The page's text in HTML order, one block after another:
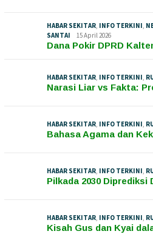
HABAR SEKITAR, INFO TERKINI,
SANTAI
15 April 2026
Dana Pokir DPRD
HABAR SEKITAR, INFO TERKINI,
Narasi Liar vs Fakta:
HABAR SEKITAR, INFO TERKINI,
Bahasa Agama dan
HABAR SEKITAR, INFO TERKINI,
Pilkada 2030
HABAR SEKITAR, INFO TERKINI,
Kisah Gus dan Kyai